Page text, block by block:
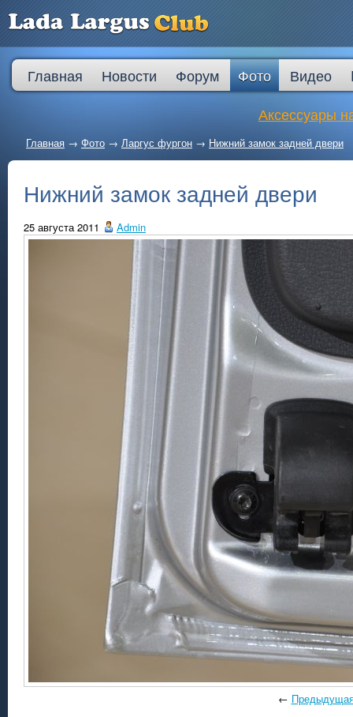
Главная Новости Форум Фото Видео
Аксессуары
Главная → Фото → Ларгус фургон → Нижний замок задней двери
Нижний замок задней двери
25 августа 2011 Admin
←